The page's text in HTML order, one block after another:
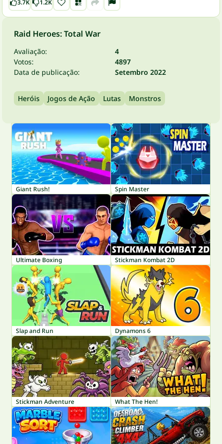
3.7K 1.2K
Raid Heroes: Total War
Avaliação:
4
Votos:
4897
Data de publicação:
Setembro 2022
Heróis Jogos de Ação Lutas Monstros
Giant Rush! Spin Master
Ultimate Boxing Stickman Kombat 2D
Slap and Run Dynamons 6
Stickman Adventure What The Hen!